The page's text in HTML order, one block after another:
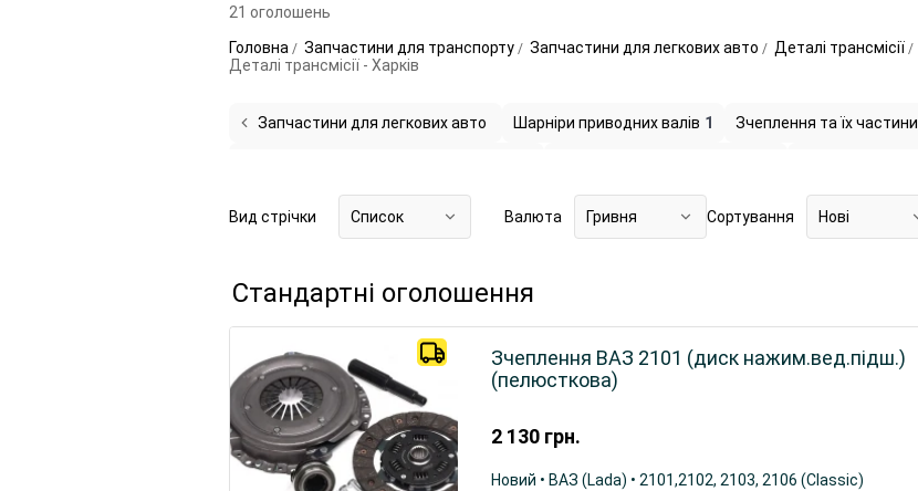
21 оголошень
Головна
Запчастини для транспорту Запчастини для легкових авто Деталі трансмісії
Деталі трансмісії - Харків
Запчастини для легкових авто Шарніри приводних валів 1 Зчеплення та їх частини
Фланці карданних валів Підшипники трансмісії Вилки і штоки перемикання передач
Мости трансмісії 1
Вид стрічки Список Валюта Гривня Сортування Нові
Стандартні оголошення
2 130 грн.
Зчеплення ВАЗ 2101 (диск нажим.вед.підш.)
(пелюсткова)
Новий • ВАЗ (Lada) • 2101,2102, 2103, 2106 (Classic)